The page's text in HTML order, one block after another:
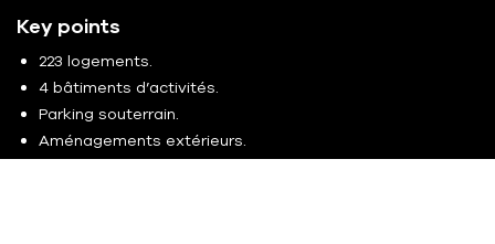
Key points
223 logements.
4 bâtiments d’activités.
Parking souterrain.
Aménagements extérieurs.